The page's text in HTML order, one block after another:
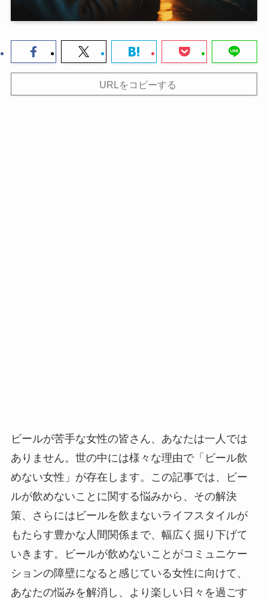
URLをコピーする
ビールが苦手な女性の皆さん、あなたは一人では
ありません。世の中には様々な理由で「ビール飲
めない女性」が存在します。この記事では、ビー
ルが飲めないことに関する悩みから、その解決
策、さらにはビールを飲まないライフスタイルが
もたらす豊かな人間関係まで、幅広く掘り下げて
いきます。ビールが飲めないことがコミュニケー
ションの障壁になると感じている女性に向けて、
あなたの悩みを解消し、より楽しい日々を過ごす